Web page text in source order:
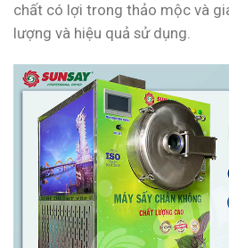
chất có lợi trong thảo mộc và
lượng và hiệu quả sử dụng.